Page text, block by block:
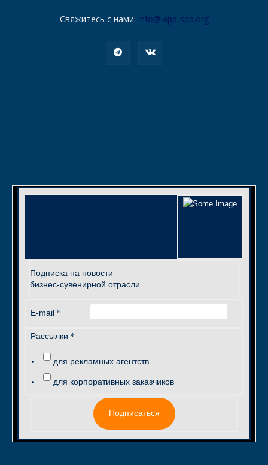
Свяжитесь с нами: info@iapp-spb.org
Подписка на новости
бизнес-сувенирной отрасли
E-mail *
Рассылки *
для рекламных агентств
для корпоративных заказчиков
Подписаться